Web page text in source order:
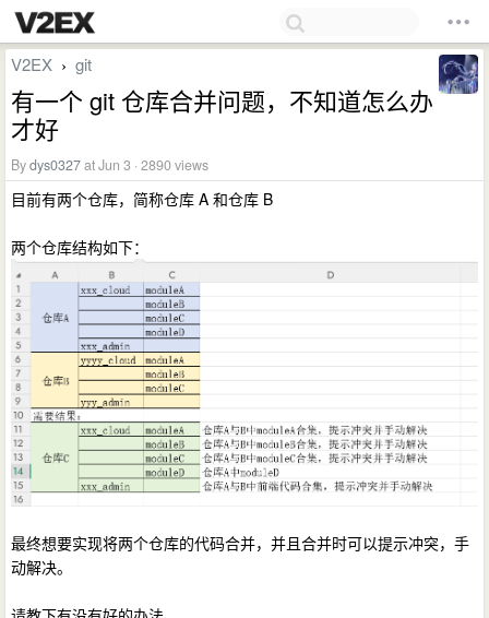
V2EX › git
有一个 git 仓库合并问题，不知道怎么办
才好
Bydys0327at Jun 3 · 2890 views
目前有两个仓库，简称仓库 A 和仓库 B
两个仓库结构如下：
最终想要实现将两个仓库的代码合并，并且合并时可以提示冲突，手
动解决。